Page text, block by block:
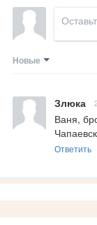
Новые
Злюка
Ваня,
Ответить